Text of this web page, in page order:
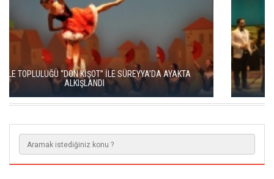
LA TRAVİATA, SAHNEDE BÜYÜLEYİCİ BİR GECE YARATTI